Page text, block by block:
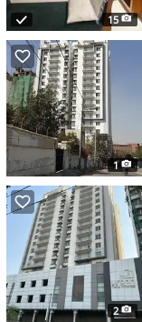
15
1
2